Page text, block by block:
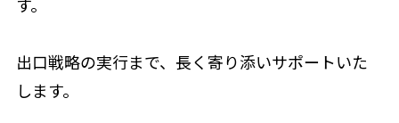
出口戦略の実行まで、長く寄り添いサポートいた
します。